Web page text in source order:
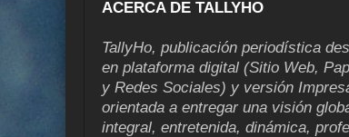
ACERCA DE TALLYHO
TallyHo, publicación periodística
en plataforma digital (Sitio Web,
y Redes Sociales) y versión
orientada a entregar una visión
integral, entretenida, dinámica,